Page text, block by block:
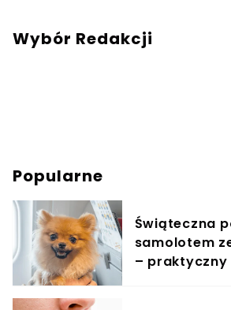
Wybór Redakcji
Popularne
Świąteczna
samolotem
–